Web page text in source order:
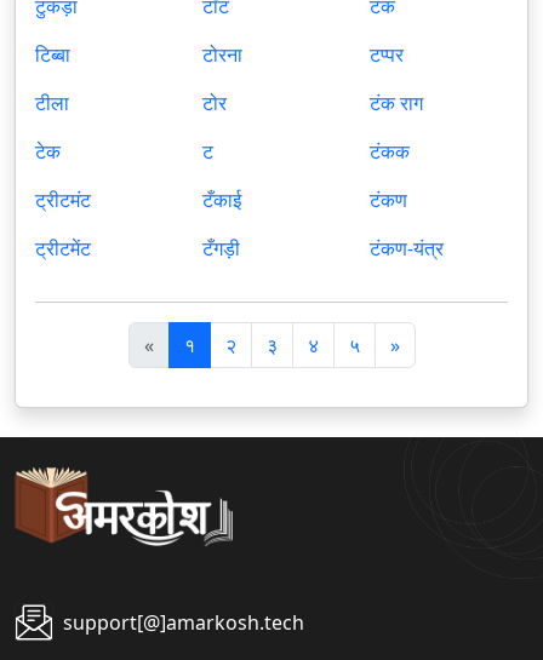
टुकड़ा
टिब्बा
टीला
टेक
ट्रीटमंट
ट्रीटमेंट
टाँट
टोरना
टोर
ट
टँकाई
टँगड़ी
टंक
टप्पर
टंक राग
टंकक
टंकण
टंकण-यंत्र
«पि
छ
ला
१ २ ३ ४ ५ »अ
ग
ला
support[@]amarkosh.tech